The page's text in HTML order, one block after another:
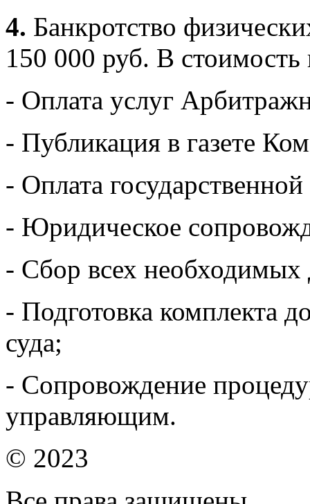
4. Банкротство
150 000 руб. В стоимость
- Оплата услуг
- Публикация в газете
- Оплата
- Юридическое
- Сбор всех необходимых
- Подготовка комплекта
суда;
- Сопровождение
управляющим.
© 2023